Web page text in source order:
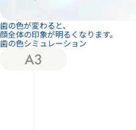
歯の色が変わると、
顔全体の印象が明るくなります。
歯の色シミュレーション